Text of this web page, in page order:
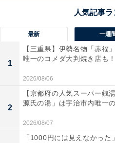
最新 一週
1
【三重県】伊勢名物「赤福
唯一のコメダ大判焼き店も
2026/08/06
2
【京都府の人気スーパー銭
源氏の湯」は宇治市内唯一
2026/08/07
「1000円には見えなかっ